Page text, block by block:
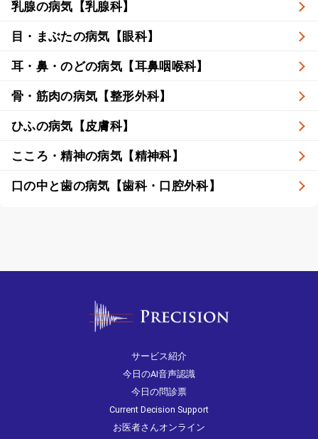
乳腺の病気【乳腺科】
目・まぶたの病気【眼科】
耳・鼻・のどの病気【耳鼻咽喉科】
骨・筋肉の病気【整形外科】
ひふの病気【皮膚科】
こころ・精神の病気【精神科】
口の中と歯の病気【歯科・口腔外科】
サービス紹介
今日のAI音声認識
今日の問診票
Current Decision Support
お医者さんオンライン